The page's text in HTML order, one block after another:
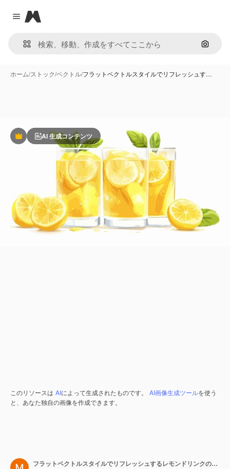
Close menu
Magnific
画像で
ホーム/ストック/ベクトル/フラットベクトルスタイルでリフレッシュす…
PremiumAI 生成コンテンツ
このリソースは AIによって生成されたものです。 AI画像生成ツールを使う
と、あなた独自の画像を作成できます。
フラットベクトルスタイルでリフレッシュするレモンドリンクのイラスト